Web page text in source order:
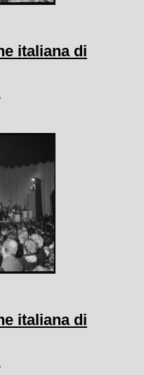
italiana di
italiana di